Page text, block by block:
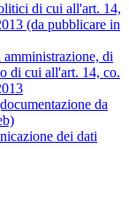
di cui all'art. 14,
(da pubblicare in
di
di cui all'art. 14, co.
da
dei dati